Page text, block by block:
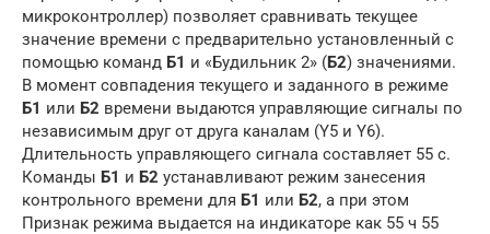
микроконтроллер) позволяет сравнивать текущее
значение времени с предварительно установленный с
помощью команд Б1 и «Будильник 2» (Б2) значениями.
В момент совпадения текущего и заданного в режиме
Б1 или Б2 времени выдаются управляющие сигналы по
независимым друг от друга каналам (Y5 и Y6).
Длительность управляющего сигнала составляет 55 с.
Команды Б1 и Б2 устанавливают режим занесения
контрольного времени для Б1 или Б2, а при этом
Признак режима выдается на индикаторе как 55 ч 55